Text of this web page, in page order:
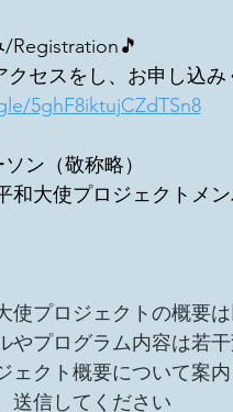
Registration🎵
クセスをし、お申し込
5ghF8iktujCZdTSn8
ン（敬称略）
和大使プロジェクトメ
使プロジェクトの概要
やプログラム内容は若
ェクト概要について案
送信してください